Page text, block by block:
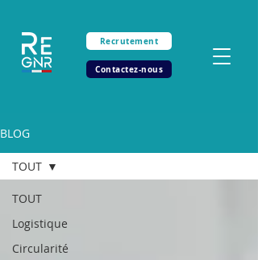
Recrutement
Contactez-nous
BLOG
TOUT
Logistique
Circularité
TOUT